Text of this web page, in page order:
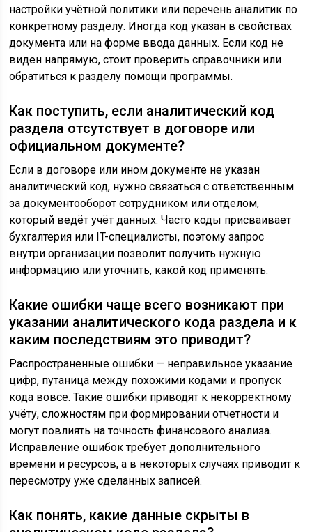
настройки учётной политики или перечень аналитик по
конкретному разделу. Иногда код указан в свойствах
документа или на форме ввода данных. Если код не
виден напрямую, стоит проверить справочники или
обратиться к разделу помощи программы.
Как поступить, если аналитический код
раздела отсутствует в договоре или
официальном документе?
Если в договоре или ином документе не указан
аналитический код, нужно связаться с ответственным
за документооборот сотрудником или отделом,
который ведёт учёт данных. Часто коды присваивает
бухгалтерия или IT-специалисты, поэтому запрос
внутри организации позволит получить нужную
информацию или уточнить, какой код применять.
Какие ошибки чаще всего возникают при
указании аналитического кода раздела и к
каким последствиям это приводит?
Распространенные ошибки — неправильное указание
цифр, путаница между похожими кодами и пропуск
кода вовсе. Такие ошибки приводят к некорректному
учёту, сложностям при формировании отчетности и
могут повлиять на точность финансового анализа.
Исправление ошибок требует дополнительного
времени и ресурсов, а в некоторых случаях приводит к
пересмотру уже сделанных записей.
Как понять, какие данные скрыты в